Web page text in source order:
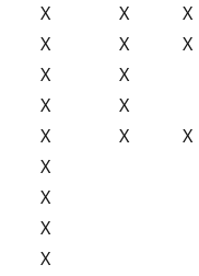
X X
X
X X
X
X
X
X
X
X X
X
X
X
X
X